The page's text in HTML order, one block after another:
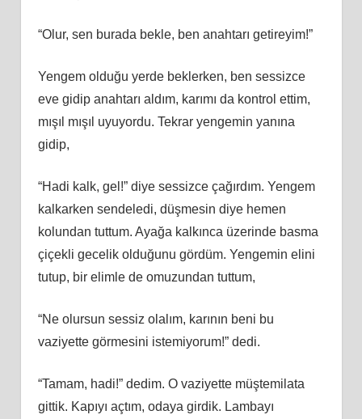
“Olur, sen burada bekle, ben anahtarı getireyim!”
Yengem olduğu yerde beklerken, ben sessizce
eve gidip anahtarı aldım, karımı da kontrol ettim,
mışıl mışıl uyuyordu. Tekrar yengemin yanına
gidip,
“Hadi kalk, gel!” diye sessizce çağırdım. Yengem
kalkarken sendeledi, düşmesin diye hemen
kolundan tuttum. Ayağa kalkınca üzerinde basma
çiçekli gecelik olduğunu gördüm. Yengemin elini
tutup, bir elimle de omuzundan tuttum,
“Ne olursun sessiz olalım, karının beni bu
vaziyette görmesini istemiyorum!” dedi.
“Tamam, hadi!” dedim. O vaziyette müştemilata
gittik. Kapıyı açtım, odaya girdik. Lambayı